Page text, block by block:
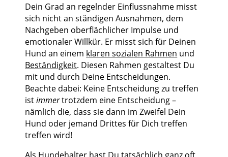
Dein Grad an regelnder Einflussnahme misst
sich nicht an ständigen Ausnahmen, dem
Nachgeben oberflächlicher Impulse und
emotionaler Willkür. Er misst sich für Deinen
Hund an einem klaren sozialen Rahmen und
Beständigkeit. Diesen Rahmen gestaltest Du
mit und durch Deine Entscheidungen.
Beachte dabei: Keine Entscheidung zu treffen
istimmertrotzdem eine Entscheidung –
nämlich die, dass sie dann im Zweifel Dein
Hund oder jemand Drittes für Dich treffen
treffen wird!
Als Hundehalter hast Du tatsächlich ganz oft